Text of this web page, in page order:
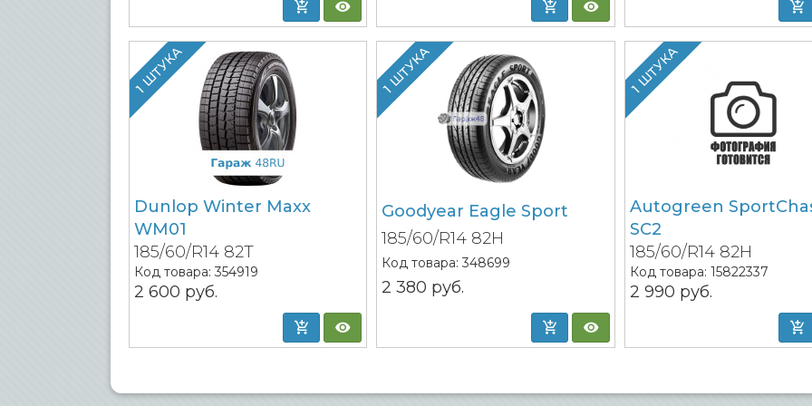
1 ШТУКА
Dunlop Winter Maxx
WM01
185/60/R14 82T
Код товара: 354919
2 600 руб.
1 ШТУКА
Goodyear Eagle Sport
185/60/R14 82H
Код товара:348699
2 380 руб.
1 ШТУКА
Autogreen
SC2
185/60/R14 82H
Код товара: 15822337
2 990 руб.